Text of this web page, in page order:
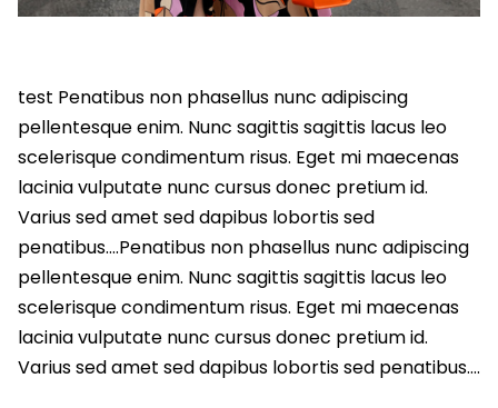
test Penatibus non phasellus nunc adipiscing
pellentesque enim. Nunc sagittis sagittis lacus leo
scelerisque condimentum risus. Eget mi maecenas
lacinia vulputate nunc cursus donec pretium id.
Varius sed amet sed dapibus lobortis sed
penatibus….Penatibus non phasellus nunc adipiscing
pellentesque enim. Nunc sagittis sagittis lacus leo
scelerisque condimentum risus. Eget mi maecenas
lacinia vulputate nunc cursus donec pretium id.
Varius sed amet sed dapibus lobortis sed penatibus….